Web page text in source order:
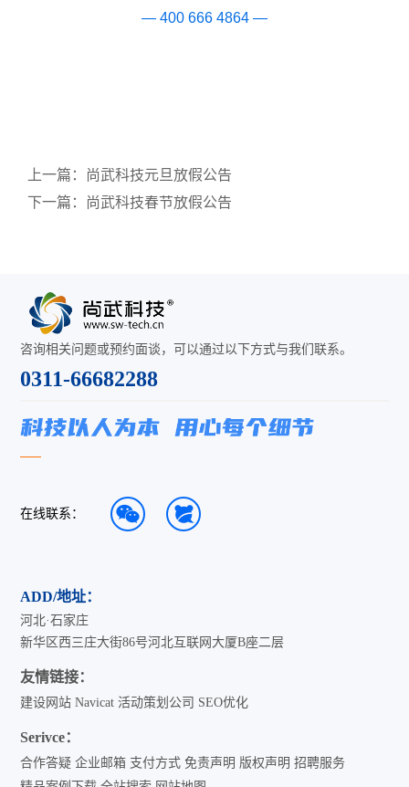
— 400 666 4864 —
上一篇：
尚武科技元旦放假公告
下一篇：
尚武科技春节放假公告
咨询相关问题或预约面谈，可以通过以下方式与我们联系。
0311-66682288
在线联系：
ADD/地址：
河北·石家庄
新华区西三庄大街86号河北互联网大厦B座二层
友情链接：
建设网站 Navicat 活动策划公司 SEO优化
Serivce：
合作答疑 企业邮箱 支付方式 免责声明 版权声明 招聘服务